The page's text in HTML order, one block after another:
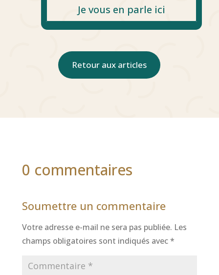
Je vous en parle ici
Retour aux articles
0 commentaires
Soumettre un commentaire
Votre adresse e-mail ne sera pas publiée. Les
champs obligatoires sont indiqués avec*